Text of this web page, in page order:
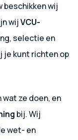
beschikken wij
wijVCU-
selectie en
je kunt richten op
ze doen, en
bij. Wij
wet- en